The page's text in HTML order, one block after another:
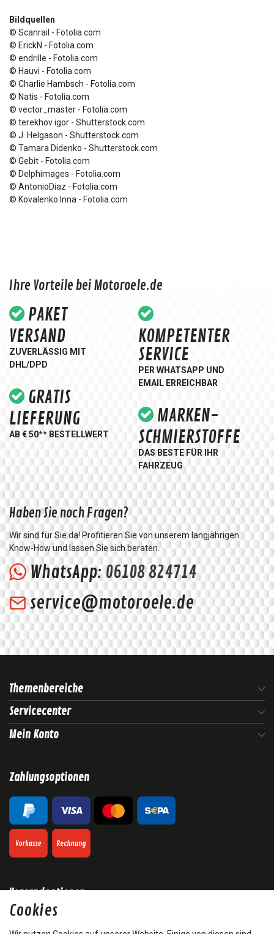
Bildquellen
© Scanrail - Fotolia.com
© ErickN - Fotolia.com
© endrille - Fotolia.com
© Hauvi - Fotolia.com
© Charlie Hambsch - Fotolia.com
© Natis - Fotolia.com
© vector_master - Fotolia.com
© terekhov igor - Shutterstock.com
© J. Helgason - Shutterstock.com
© Tamara Didenko - Shutterstock.com
© Gebit - Fotolia.com
© Delphimages - Fotolia.com
© AntonioDiaz - Fotolia.com
© Kovalenko Inna - Fotolia.com
Ihre Vorteile bei Motoroele.de
PAKET
VERSAND
ZUVERLÄSSIG MIT
DHL/DPD
GRATIS
LIEFERUNG
AB € 50** BESTELLWERT
KOMPETENTER
SERVICE
PER WHATSAPP UND
EMAIL ERREICHBAR
MARKEN-
SCHMIERSTOFFE
DAS BESTE FÜR IHR
FAHRZEUG
Haben Sie noch Fragen?
Wir sind für Sie da! Profitieren Sie von unserem langjährigen
Know-How und lassen Sie sich beraten.
WhatsApp:06108 824714
service@motoroele.de
Themenbereiche
Servicecenter
Mein Konto
Zahlungsoptionen
Versandoptionen
Cookies